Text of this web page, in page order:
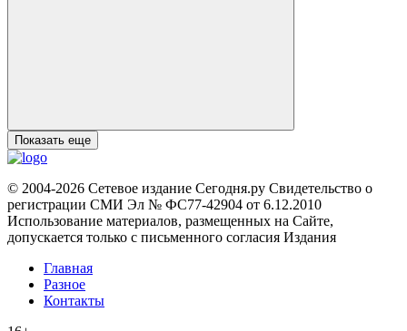
Показать еще
© 2004-2026 Сетевое издание Сегодня.ру Свидетельство о
регистрации СМИ Эл № ФС77-42904 от 6.12.2010
Использование материалов, размещенных на Сайте,
допускается только с письменного согласия Издания
Главная
Разное
Контакты